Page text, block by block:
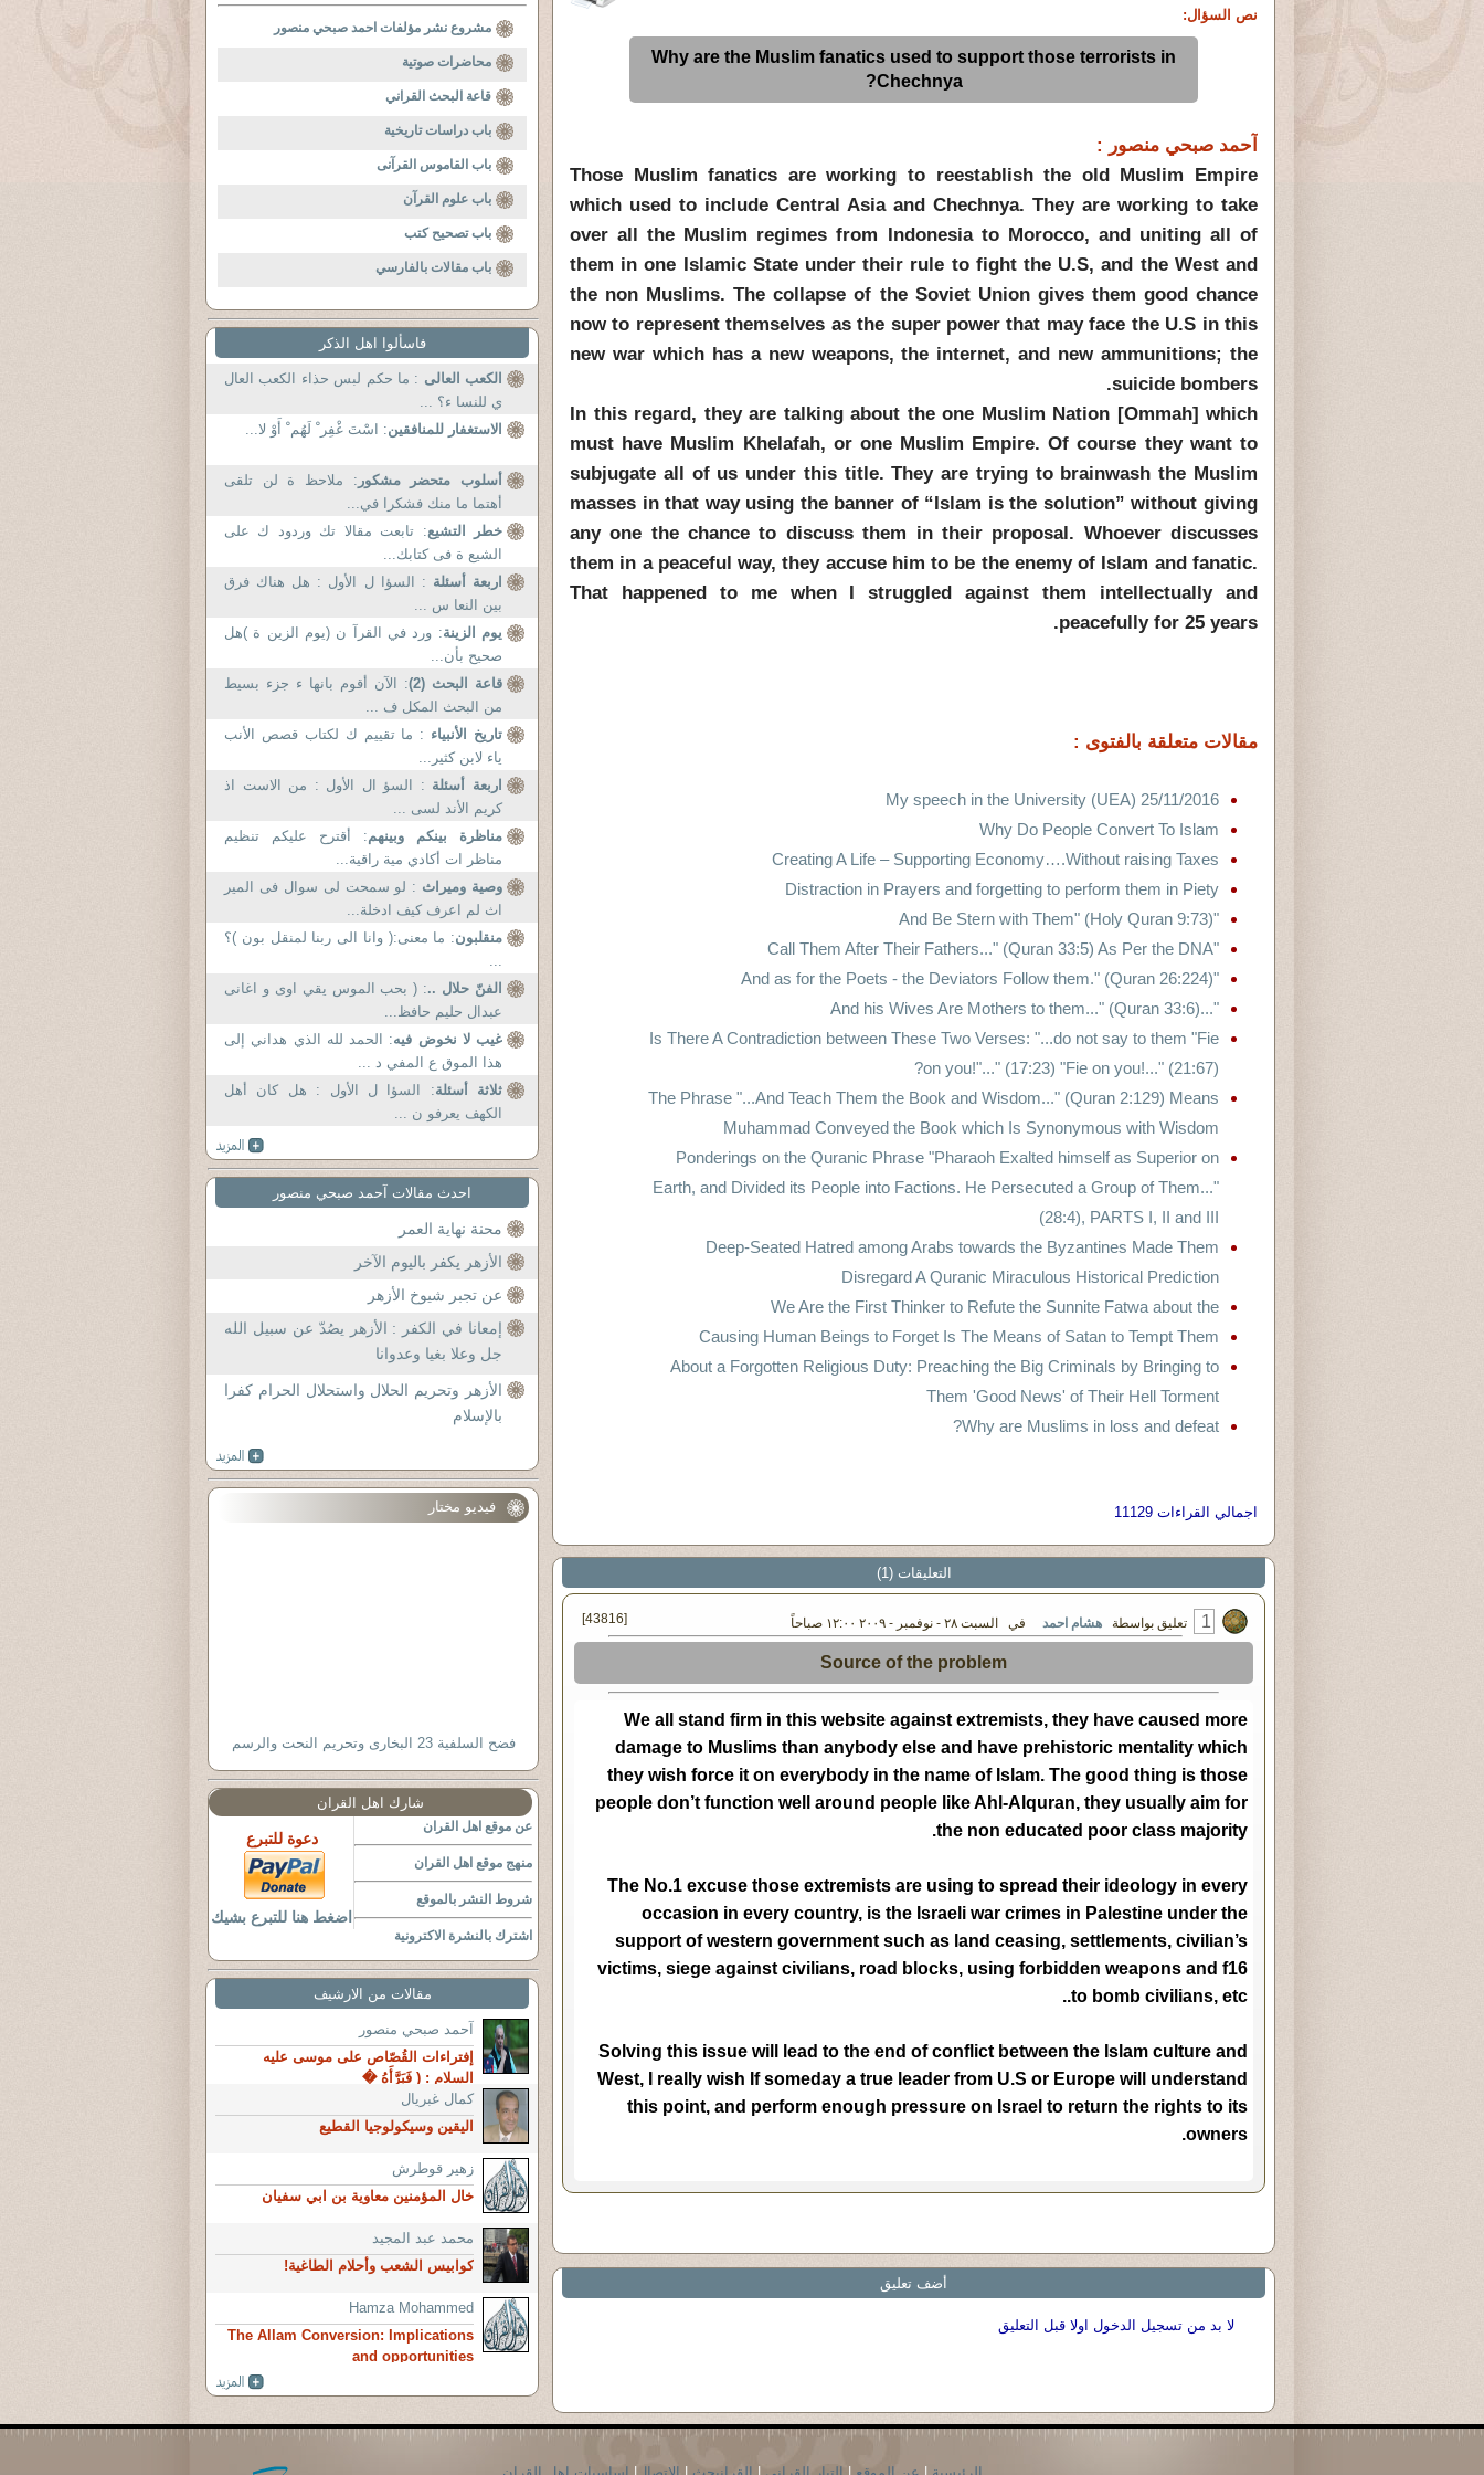
نص السؤال:
Why are the Muslim fanatics used to support those terrorists in
Chechnya?
آحمد صبحي منصور :
Those Muslim fanatics are working to reestablish the old Muslim Empire
which used to include Central Asia and Chechnya. They are working to take
over all the Muslim regimes from Indonesia to Morocco, and uniting all of
them in one Islamic State under their rule to fight the U.S, and the West and
the non Muslims. The collapse of the Soviet Union gives them good chance
now to represent themselves as the super power that may face the U.S in this
new war which has a new weapons, the internet, and new ammunitions; the
suicide bombers.
In this regard, they are talking about the one Muslim Nation [Ommah] which
must have Muslim Khelafah, or one Muslim Empire. Of course they want to
subjugate all of us under this title. They are trying to brainwash the Muslim
masses in that way using the banner of “Islam is the solution” without giving
any one the chance to discuss them in their proposal. Whoever discusses
them in a peaceful way, they accuse him to be the enemy of Islam and fanatic.
That happened to me when I struggled against them intellectually and
peacefully for 25 years.
مقالات متعلقة بالفتوى :
My speech in the University (UEA) 25/11/2016
Why Do People Convert To Islam
Creating A Life – Supporting Economy….Without raising Taxes
Distraction in Prayers and forgetting to perform them in Piety
"And Be Stern with Them" (Holy Quran 9:73)
"Call Them After Their Fathers..." (Quran 33:5) As Per the DNA
"And as for the Poets - the Deviators Follow them." (Quran 26:224)
"...And his Wives Are Mothers to them..." (Quran 33:6)
Is There A Contradiction between These Two Verses: "...do not say to them "Fie
on you!"..." (17:23) "Fie on you!..." (21:67)?
The Phrase "...And Teach Them the Book and Wisdom..." (Quran 2:129) Means
Muhammad Conveyed the Book which Is Synonymous with Wisdom
Ponderings on the Quranic Phrase "Pharaoh Exalted himself as Superior on
Earth, and Divided its People into Factions. He Persecuted a Group of Them..."
(28:4), PARTS I, II and III
Deep-Seated Hatred among Arabs towards the Byzantines Made Them
Disregard A Quranic Miraculous Historical Prediction
We Are the First Thinker to Refute the Sunnite Fatwa about the
Causing Human Beings to Forget Is The Means of Satan to Tempt Them
About a Forgotten Religious Duty: Preaching the Big Criminals by Bringing to
Them 'Good News' of Their Hell Torment
Why are Muslims in loss and defeat?
اجمالي القراءات 11129
التعليقات (1)
1 تعليق بواسطة هشام احمد في السبت ٢٨ - نوفمبر - ٢٠٠٩ ١٢:٠٠ صباحاً [43816]
Source of the problem
We all stand firm in this website against extremists, they have caused more
damage to Muslims than anybody else and have prehistoric mentality which
they wish force it on everybody in the name of Islam. The good thing is those
people don’t function well around people like Ahl-Alquran, they usually aim for
the non educated poor class majority.
The No.1 excuse those extremists are using to spread their ideology in every
occasion in every country, is the Israeli war crimes in Palestine under the
support of western government such as land ceasing, settlements, civilian’s
victims, siege against civilians, road blocks, using forbidden weapons and f16
to bomb civilians, etc..
Solving this issue will lead to the end of conflict between the Islam culture and
West, I really wish If someday a true leader from U.S or Europe will understand
this point, and perform enough pressure on Israel to return the rights to its
owners.
أضف تعليق
لا بد من تسجيل الدخول اولا قبل التعليق
مشروع نشر مؤلفات احمد صبحي منصور
محاضرات صوتية
قاعة البحث القراني
باب دراسات تاريخية
باب القاموس القرآنى
باب علوم القرآن
باب تصحيح كتب
باب مقالات بالفارسي
فاسألوا اهل الذكر
الكعب العالى : ما حكم لبس حذاء الكعب العال
ي للنسا ء؟ ...
الاستغفار للمنافقين: اسْتَ غْفِر ْ لَهُم ْ أَوْ لا...
أسلوب متحضر مشكور : ملاحظ ة لن تلقى
أهتما ما منك فشكرا في...
خطر التشيع: تابعت مقالا تك وردود ك على
الشيع ة فى كتابك...
اربعة أسئلة : السؤا ل الأول : هل هناك فرق
بين النعا س ...
يوم الزينة: ورد في القرآ ن (يوم الزين ة )هل
صحيح بأن...
قاعة البحث (2)
: الآن أقوم بانها ء جزء بسيط
من البحث المكل ف ...
تاريخ الأنبياء : ما تقييم ك لكتاب قصص الأنب
ياء لابن كثير...
اربعة أسئلة : السؤ ال الأول : من الاست اذ
كريم الأند لسى ...
مناظرة بينكم وبينهم: أقترح عليكم تنظيم
مناظر ات أكادي مية راقية...
وصية وميراث : لو سمحت لى سوال فى المير
اث لم اعرف كيف ادخلة...
منقلبون: ما معنى:( وانا الى ربنا لمنقل بون )؟
...
الفنّ حلال ..: ( بحب الموس يقي اوى و اغانى
عبدال حليم حافظ...
غيب لا نخوض فيه: الحمد لله الذي هداني إلى
هذا الموق ع المفي د ...
ثلاثة أسئلة: السؤا ل الأول : هل كان أهل
الكهف يعرفو ن ...
احدث مقالات آحمد صبحي منصور
محنة نهاية العمر
الأزهر يكفر باليوم الآخر
عن تجبر شيوخ الأزهر
إمعانا في الكفر : الأزهر يصُدّ عن سبيل الله
جل وعلا بغيا وعدوانا
الأزهر وتحريم الحلال واستحلال الحرام كفرا
بالإسلام
فيديو مختار
فضح السلفية 23 البخارى وتحريم النحت والرسم
شارك اهل القران
عن موقع اهل القران
منهج موقع اهل القران
شروط النشر بالموقع
اشترك بالنشرة الاكترونية
دعوة للتبرع
اضغط هنا للتبرع بشيك
مقالات من الارشيف
آحمد صبحي منصور
إفتراءات القُصّاص على موسى عليه
السلام : ( فَبَرَّأَهُ �
كمال غبريال
اليقين وسيكولوجيا القطيع
زهير قوطرش
خال المؤمنين معاوية بن ابي سفيان
محمد عبد المجيد
كوابيس الشعب وأحلام الطاغية!
Hamza Mohammed
The Allam Conversion: Implications
and opportunities